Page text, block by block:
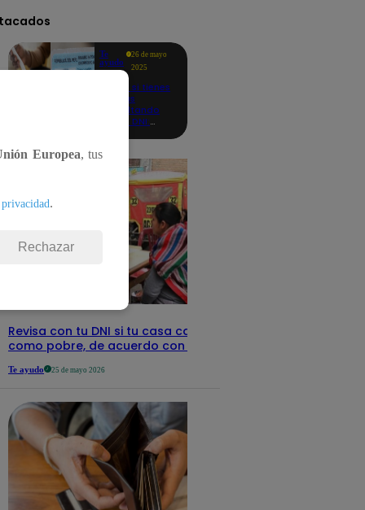
Te
ayudo
26 de mayo
2025
Revisa si tienes
deudas
consultando
con tu DNI:
detalles
Revisa con tu DNI si tu casa califica
como pobre, de acuerdo con el Sisfoh
Te ayudo 25 de mayo 2026
Europea, tus
.
Rechazar